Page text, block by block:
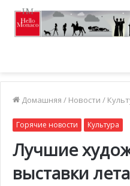
Домашняя / Новости /
Горячие новости Культура
Лучшие
выставки